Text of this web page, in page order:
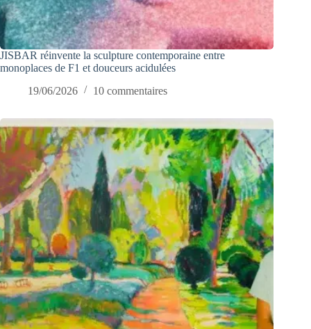
JISBAR réinvente la sculpture contemporaine entre
monoplaces de F1 et douceurs acidulées
19/06/2026
10 commentaires